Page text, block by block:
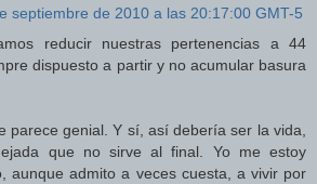
septiembre de 2010 a las 20:17:00 GMT-5
reducir nuestras pertenencias a 44
dispuesto a partir y no acumular basura
parece genial. Y sí, así debería ser la vida,
que no sirve al final. Yo me estoy
aunque admito a veces cuesta, a vivir por